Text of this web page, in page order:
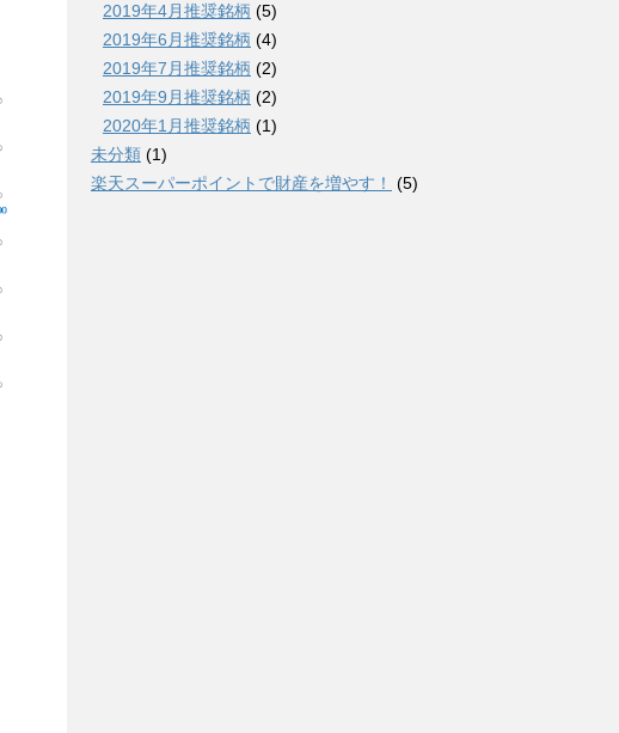
2019年4月推奨銘柄 (5)
2019年6月推奨銘柄 (4)
2019年7月推奨銘柄 (2)
2019年9月推奨銘柄 (2)
2020年1月推奨銘柄 (1)
未分類 (1)
楽天スーパーポイントで財産を増やす！
(5)